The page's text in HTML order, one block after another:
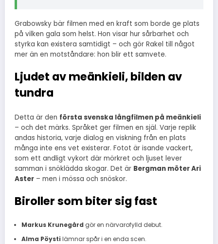
Grabowsky bär filmen med en kraft som borde ge plats
på vilken gala som helst. Hon visar hur sårbarhet och
styrka kan existera samtidigt – och gör Rakel till något
mer än en motståndare: hon blir ett samvete.
Ljudet av meänkieli, bilden av
tundra
Detta är den första svenska långfilmen på meänkieli
– och det märks. Språket ger filmen en själ. Varje replik
andas historia, varje dialog en viskning från en plats
många inte ens vet existerar. Fotot är isande vackert,
som ett andligt vykort där mörkret och ljuset lever
samman i snöklädda skogar. Det är Bergman möter Ari
Aster – men i mössa och snöskor.
Biroller som biter sig fast
Markus Krunegård gör en närvarofylld debut.
Alma Pöysti lämnar spår i en enda scen.